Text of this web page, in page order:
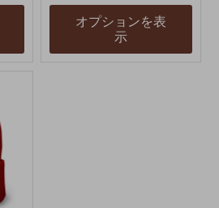
オプションを表
示